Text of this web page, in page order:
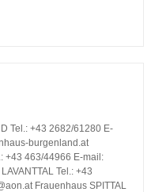
Tel.: +43 2682/61280 E-
burgenland.at
+43 463/44966 E-mail:
Tel.: +43
Frauenhaus SPITTAL